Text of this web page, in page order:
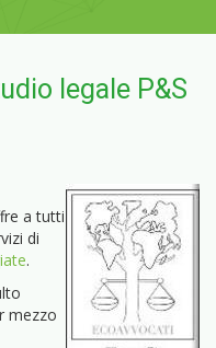
legale P&S
a tutti
di
.
mezzo